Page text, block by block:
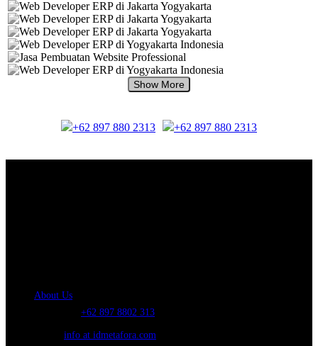
+62 897 880 2313 +62 897 880 2313
About Us
+62 897 8802 313
info at idmetafora.com